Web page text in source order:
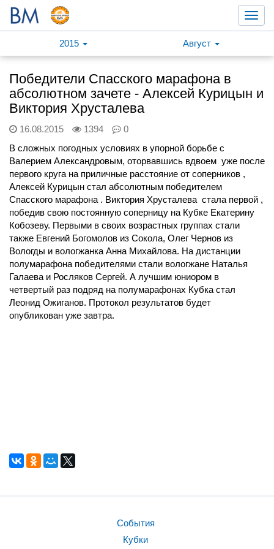
2015
Август
Победители Спасского марафона в
абсолютном зачете - Алексей Курицын и
Виктория Хрусталева
16.08.2015 1394
0
В сложных погодных условиях в упорной борьбе с
Валерием Александровым, оторвавшись вдвоем уже после
первого круга на приличные расстояние от соперников ,
Алексей Курицын стал абсолютным победителем
Спасского марафона . Виктория Хрусталева стала первой ,
победив свою постоянную соперницу на Кубке Екатерину
Кобозеву. Первыми в своих возрастных группах стали
также Евгений Богомолов из Сокола, Олег Чернов из
Вологды и вологжанка Анна Михайлова. На дистанции
полумарафона победителями стали вологжане Наталья
Галаева и Росляков Сергей. А лучшим юниором в
четвертый раз подряд на полумарафонах Кубка стал
Леонид Ожиганов. Протокол результатов будет
опубликован уже завтра.
События
Кубки